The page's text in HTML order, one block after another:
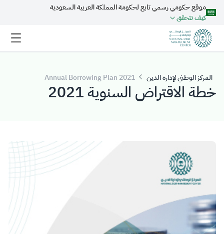
تخطي إلى المحتوى الرئيسي
موقع حكومي رسمي تابع لحكومة المملكة العربية السعودية
كيف تتحقق
المركز الوطني لإدارة الدين 2021 ​Annual Borrowing Plan
خطة الاقتراض السنوية 2021